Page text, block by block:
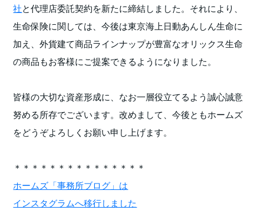
社と代理店委託契約を新たに締結しました。それにより、
生命保険に関しては、今後は東京海上日動あんしん生命に
加え、外貨建て商品ラインナップが豊富なオリックス生命
の商品もお客様にご提案できるようになりました。
皆様の大切な資産形成に、なお一層役立てるよう誠心誠意
努める所存でございます。改めまして、今後ともホームズ
をどうぞよろしくお願い申し上げます。
＊＊＊＊＊＊＊＊＊＊＊＊＊＊＊
ホームズ「事務所ブログ」は
インスタグラムへ移行しました